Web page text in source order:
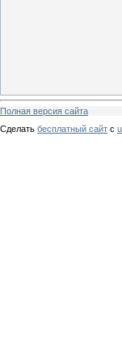
Полная версия сайта
Сделать бесплатный сайт с